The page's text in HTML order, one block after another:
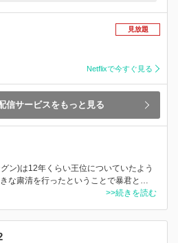
見放題
Netflixで今すぐ見る
信サービスをもっと見る
ン)は12年くらい王位についていたよう
な粛清を行ったということで暴君と…
>>続きを読む